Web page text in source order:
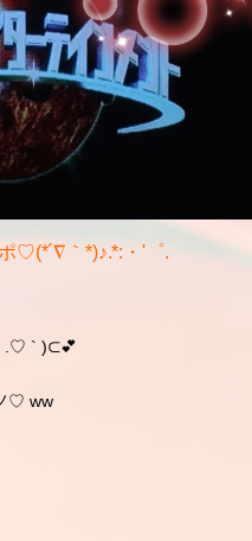
♡(*´∇｀*)♪.*:・'゜.
.♡ ` )⊂💕
♡ ww